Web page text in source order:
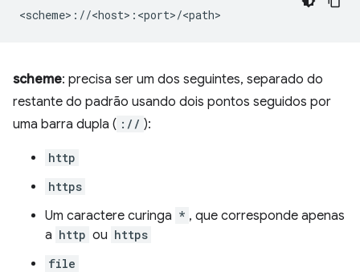
scheme: precisa ser um dos seguintes, separado do
restante do padrão usando dois pontos seguidos por
uma barra dupla ( :// ):
http
https
Um caractere curinga * , que corresponde apenas
a http ou https
file